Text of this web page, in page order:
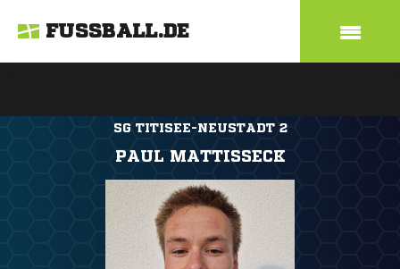
FUSSBALL.DE
SG TITISEE-NEUSTADT 2
PAUL MATTISSECK